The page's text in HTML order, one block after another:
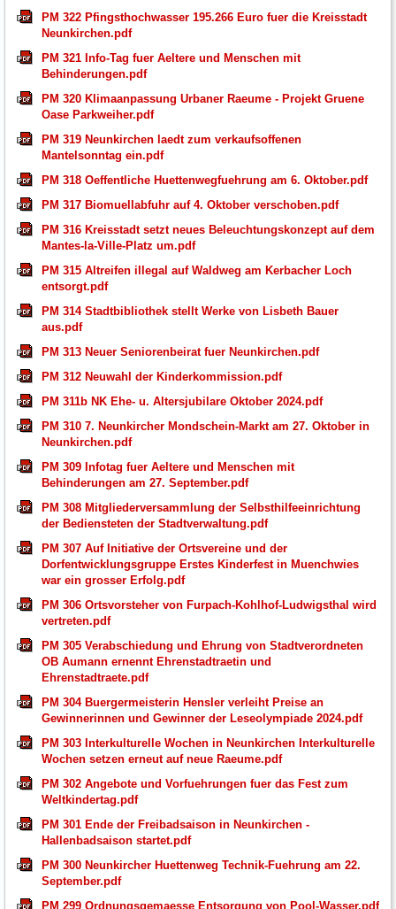
PM 322 Pfingsthochwasser 195.266 Euro fuer die Kreisstadt
Neunkirchen.pdf
PM 321 Info-Tag fuer Aeltere und Menschen mit
Behinderungen.pdf
PM 320 Klimaanpassung Urbaner Raeume - Projekt Gruene
Oase Parkweiher.pdf
PM 319 Neunkirchen laedt zum verkaufsoffenen
Mantelsonntag ein.pdf
PM 318 Oeffentliche Huettenwegfuehrung am 6. Oktober.pdf
PM 317 Biomuellabfuhr auf 4. Oktober verschoben.pdf
PM 316 Kreisstadt setzt neues Beleuchtungskonzept auf dem
Mantes-la-Ville-Platz um.pdf
PM 315 Altreifen illegal auf Waldweg am Kerbacher Loch
entsorgt.pdf
PM 314 Stadtbibliothek stellt Werke von Lisbeth Bauer
aus.pdf
PM 313 Neuer Seniorenbeirat fuer Neunkirchen.pdf
PM 312 Neuwahl der Kinderkommission.pdf
PM 311b NK Ehe- u. Altersjubilare Oktober 2024.pdf
PM 310 7. Neunkircher Mondschein-Markt am 27. Oktober in
Neunkirchen.pdf
PM 309 Infotag fuer Aeltere und Menschen mit
Behinderungen am 27. September.pdf
PM 308 Mitgliederversammlung der Selbsthilfeeinrichtung
der Bediensteten der Stadtverwaltung.pdf
PM 307 Auf Initiative der Ortsvereine und der
Dorfentwicklungsgruppe Erstes Kinderfest in Muenchwies
war ein grosser Erfolg.pdf
PM 306 Ortsvorsteher von Furpach-Kohlhof-Ludwigsthal wird
vertreten.pdf
PM 305 Verabschiedung und Ehrung von Stadtverordneten
OB Aumann ernennt Ehrenstadtraetin und
Ehrenstadtraete.pdf
PM 304 Buergermeisterin Hensler verleiht Preise an
Gewinnerinnen und Gewinner der Leseolympiade 2024.pdf
PM 303 Interkulturelle Wochen in Neunkirchen Interkulturelle
Wochen setzen erneut auf neue Raeume.pdf
PM 302 Angebote und Vorfuehrungen fuer das Fest zum
Weltkindertag.pdf
PM 301 Ende der Freibadsaison in Neunkirchen -
Hallenbadsaison startet.pdf
PM 300 Neunkircher Huettenweg Technik-Fuehrung am 22.
September.pdf
PM 299 Ordnungsgemaesse Entsorgung von Pool-Wasser.pdf